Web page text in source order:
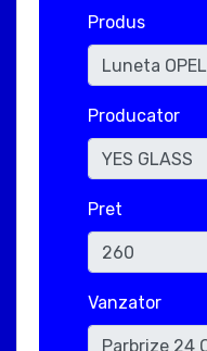
Produs
Producator
Pret
Vanzator